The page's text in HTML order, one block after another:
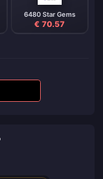
6480 Star Gems
€ 70.57